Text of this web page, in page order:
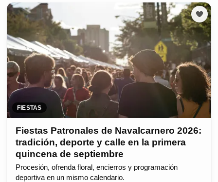
FIESTAS
Fiestas Patronales de Navalcarnero 2026:
tradición, deporte y calle en la primera
quincena de septiembre
Procesión, ofrenda floral, encierros y programación
deportiva en un mismo calendario.